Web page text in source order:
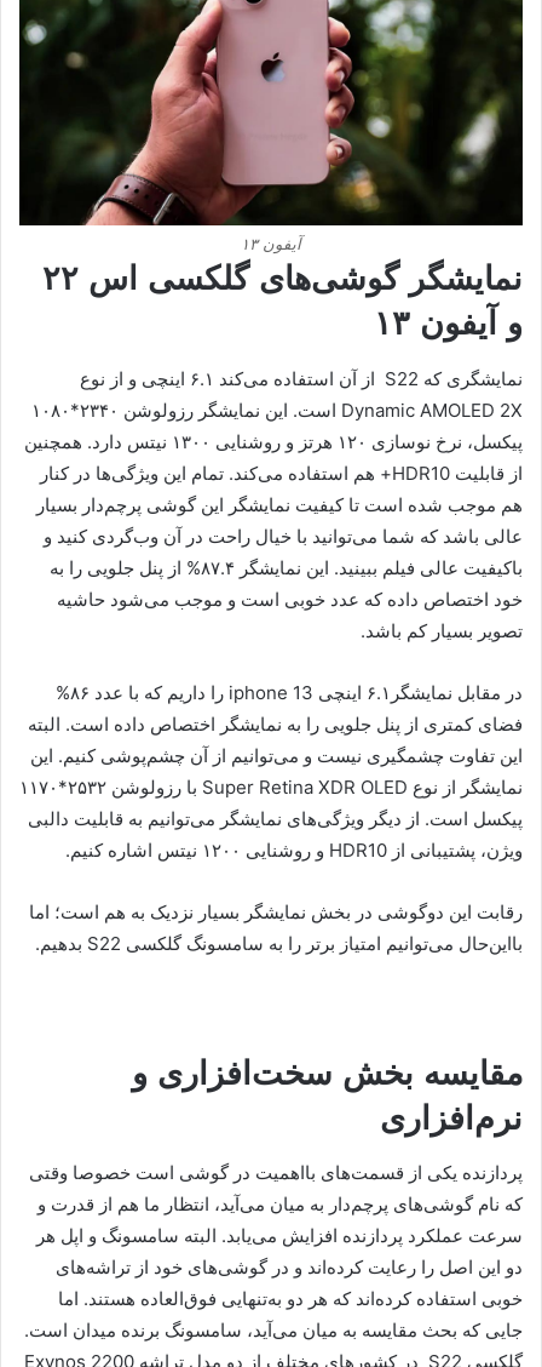
آیفون ۱۳
نمایشگر گوشی‌های گلکسی اس ۲۲
و آیفون ۱۳
نمایشگری که S22 از آن استفاده می‌کند ۶.۱ اینچی و از نوع
Dynamic AMOLED 2X است. این نمایشگر رزولوشن ۲۳۴۰*۱۰۸۰
پیکسل، نرخ نوسازی ۱۲۰ هرتز و روشنایی ۱۳۰۰ نیتس دارد. همچنین
از قابلیت HDR10+ هم استفاده می‌کند. تمام این ویژگی‌ها در کنار
هم موجب شده است تا کیفیت نمایشگر این گوشی پرچم‌دار بسیار
عالی باشد که شما می‌توانید با خیال راحت در آن وب‌گردی کنید و
باکیفیت عالی فیلم ببینید. این نمایشگر ۸۷.۴% از پنل جلویی را به
خود اختصاص داده که عدد خوبی است و موجب می‌شود حاشیه
تصویر بسیار کم باشد.
در مقابل نمایشگر۶.۱ اینچی iphone 13 را داریم که با عدد ۸۶%
فضای کمتری از پنل جلویی را به نمایشگر اختصاص داده است. البته
این تفاوت چشمگیری نیست و می‌توانیم از آن چشم‌پوشی کنیم. این
نمایشگر از نوع Super Retina XDR OLED با رزولوشن ۲۵۳۲*۱۱۷۰
پیکسل است. از دیگر ویژگی‌های نمایشگر می‌توانیم به قابلیت دالبی
ویژن، پشتیبانی از HDR10 و روشنایی ۱۲۰۰ نیتس اشاره کنیم.
رقابت این دوگوشی در بخش نمایشگر بسیار نزدیک به هم است؛ اما
بااین‌حال می‌توانیم امتیاز برتر را به سامسونگ گلکسی S22 بدهیم.
مقایسه بخش سخت‌افزاری و
نرم‌افزاری
پردازنده یکی از قسمت‌های بااهمیت در گوشی است خصوصا وقتی
که نام گوشی‌های پرچم‌دار به میان می‌آید، انتظار ما هم از قدرت و
سرعت عملکرد پردازنده افزایش می‌یابد. البته سامسونگ و اپل هر
دو این اصل را رعایت کرده‌اند و در گوشی‌های خود از تراشه‌های
خوبی استفاده کرده‌اند که هر دو به‌تنهایی فوق‌العاده هستند. اما
جایی که بحث مقایسه به میان می‌آید، سامسونگ برنده میدان است.
گلکسی S22 در کشورهای مختلف از دو مدل تراشه Exynos 2200